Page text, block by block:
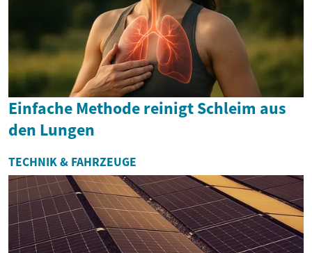
Einfache Methode reinigt Schleim aus
den Lungen
TECHNIK & FAHRZEUGE